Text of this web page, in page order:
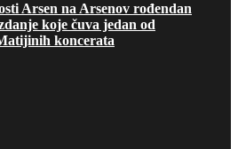
Arsen na Arsenov rođendan
koje čuva jedan od
koncerata